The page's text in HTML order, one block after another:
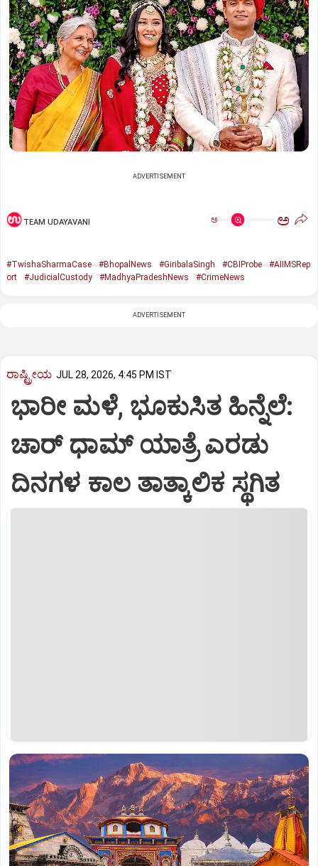
ADVERTISEMENT
TEAM UDAYAVANI ಅ ಅ
#TwishaSharmaCase #BhopalNews #GiribalaSingh #CBIProbe
#AIIMSRep
ort
#JudicialCustody #MadhyaPradeshNews #CrimeNews
ADVERTISEMENT
ರಾಷ್ಟ್ರೀಯ JUL 28, 2026, 4:45 PM IST
ಭಾರೀ ಮಳೆ, ಭೂಕುಸಿತ ಹಿನ್ನೆಲೆ:
ಚಾರ್ ಧಾಮ್ ಯಾತ್ರೆ ಎರಡು
ದಿನಗಳ ಕಾಲ ತಾತ್ಕಾಲಿಕ ಸ್ಥಗಿತ